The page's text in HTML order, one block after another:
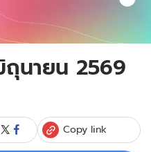
นายน 2569
Copy link